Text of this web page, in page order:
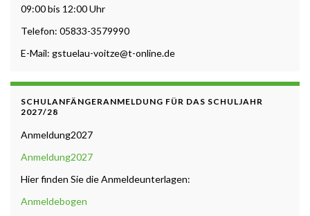
09:00 bis 12:00 Uhr
Telefon: 05833-3579990
E-Mail: gstuelau-voitze@t-online.de
SCHULANFÄNGERANMELDUNG FÜR DAS SCHULJAHR
2027/28
Anmeldung2027
Anmeldung2027
Hier finden Sie die Anmeldeunterlagen:
Anmeldebogen